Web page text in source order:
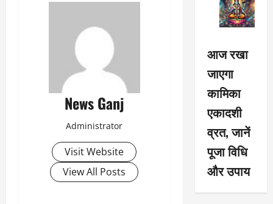
News Ganj
Administrator
Visit Website
View All Posts
आज रखा
जाएगा
कामिका
एकादशी
व्रत, जानें
पूजा विधि
और उपाय